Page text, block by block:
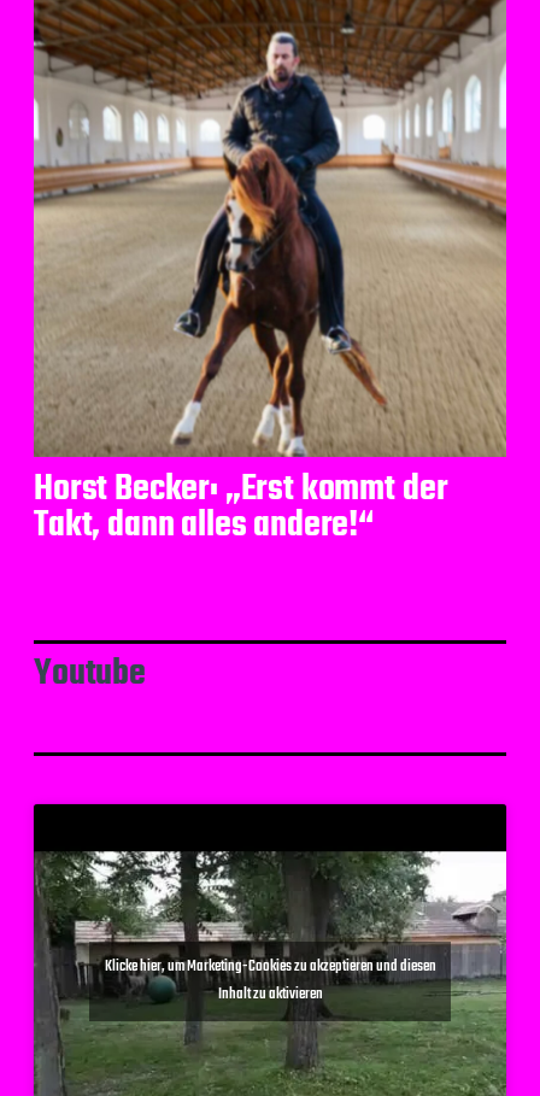
Horst Becker: „Erst kommt der
Takt, dann alles andere!“
Youtube
Klicke hier, um Marketing-Cookies zu akzeptieren und diesen
Inhalt zu aktivieren